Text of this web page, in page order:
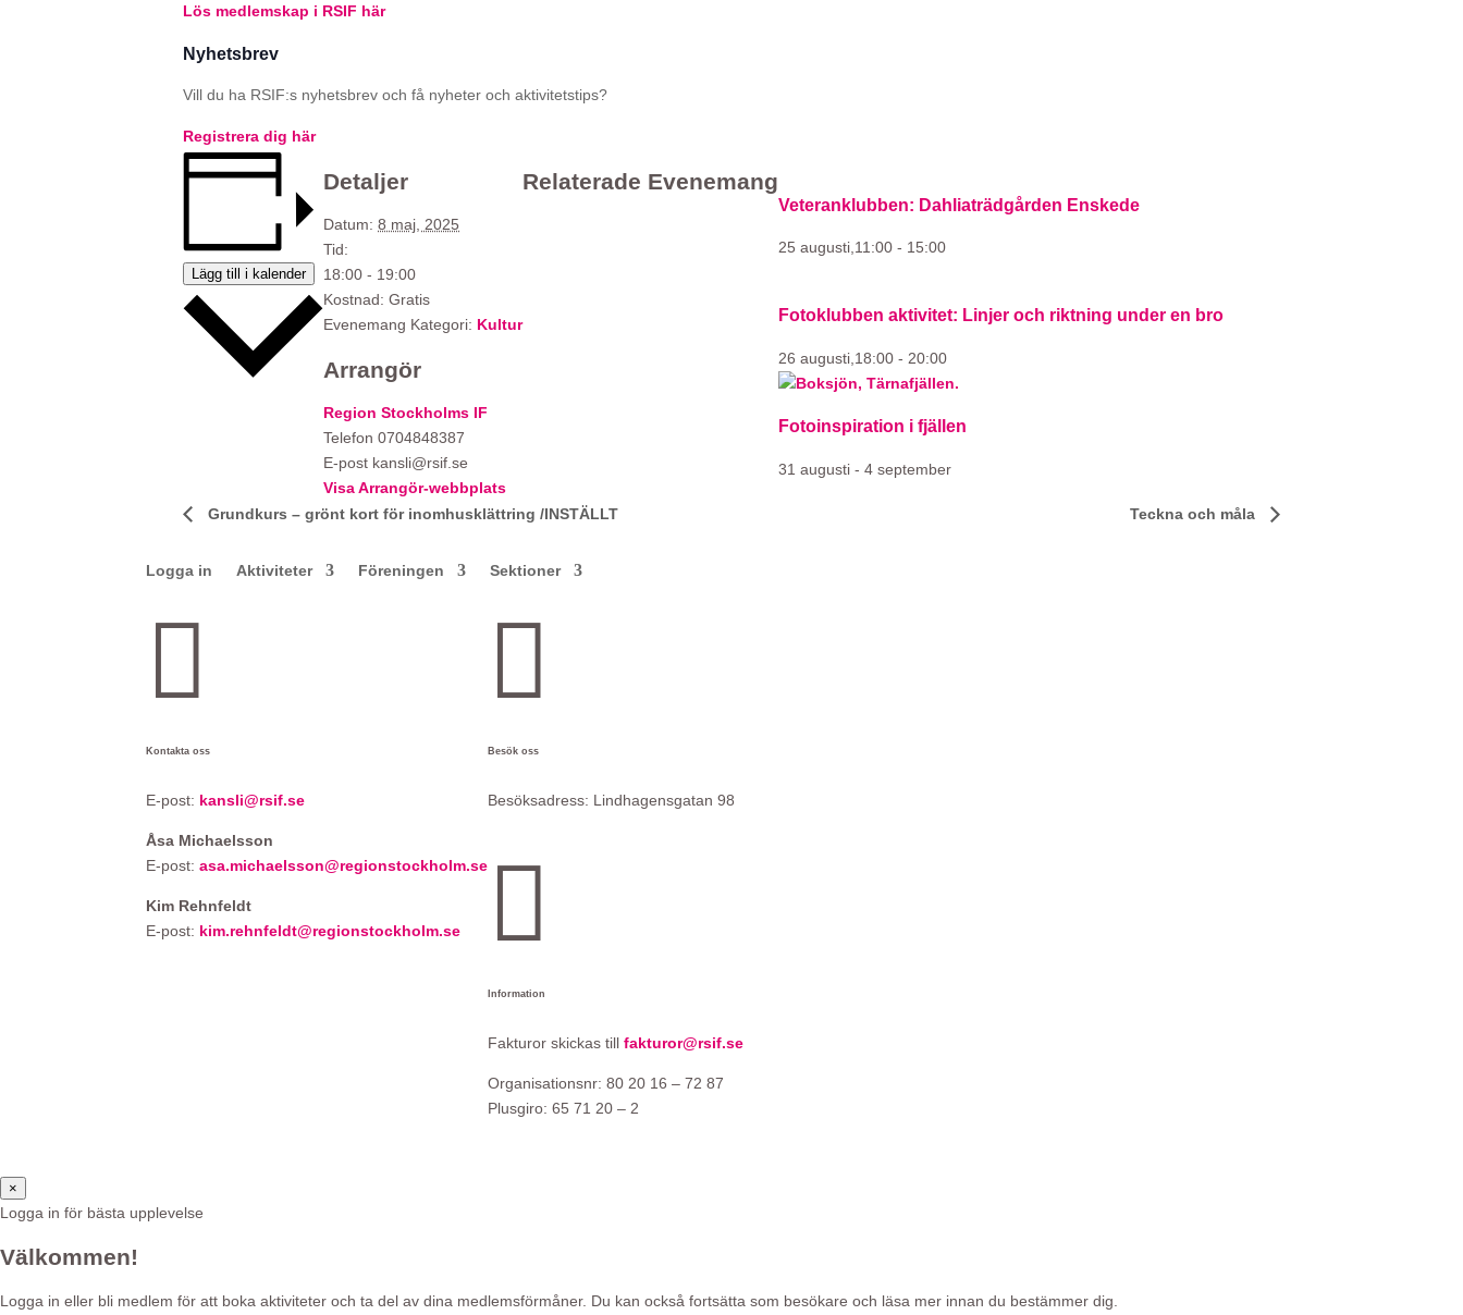
Lös medlemskap i RSIF här
Nyhetsbrev
Vill du ha RSIF:s nyhetsbrev och få nyheter och aktivitetstips?
Registrera dig här
Lägg till i kalender
Detaljer
Datum: 8 maj, 2025
Tid:
18:00 - 19:00
Kostnad: Gratis
Evenemang Kategori: Kultur
Arrangör
Region Stockholms IF
Telefon 0704848387
E-post kansli@rsif.se
Visa Arrangör-webbplats
Relaterade Evenemang
Veteranklubben: Dahliaträdgården Enskede
25 augusti,11:00 - 15:00
Fotoklubben aktivitet: Linjer och riktning under en bro
26 augusti,18:00 - 20:00
Fotoinspiration i fjällen
31 augusti - 4 september
Grundkurs – grönt kort för inomhusklättring /INSTÄLLT Teckna och måla
Logga in Aktiviteter Föreningen Sektioner

Kontakta oss
E-post: kansli@rsif.se
Åsa Michaelsson
E-post: asa.michaelsson@regionstockholm.se
Kim Rehnfeldt
E-post: kim.rehnfeldt@regionstockholm.se

Besök oss
Besöksadress: Lindhagensgatan 98

Information
Fakturor skickas tillfakturor@rsif.se
Organisationsnr: 80 20 16 – 72 87
Plusgiro: 65 71 20 – 2
×
Logga in för bästa upplevelse
Välkommen!
Logga in eller bli medlem för att boka aktiviteter och ta del av dina medlemsförmåner. Du kan också fortsätta som besökare och läsa mer innan du bestämmer dig.